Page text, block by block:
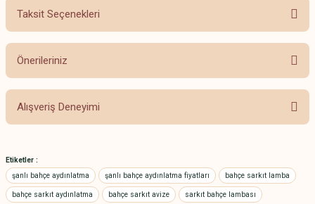
Ürün hakkında henüz soru sorulmamış.
Taksit Seçenekleri
Önerileriniz
Bu ürünün fiyat bilgisi, resim, ürün açıklamalarında ve diğer konularda
yetersiz gördüğünüz noktaları öneri formunu kullanarak tarafımıza
iletebilirsiniz.
Ürün resmi kalitesiz, bozuk veya görüntülenemiyor.
Ürün açıklamasında eksik bilgiler bulunuyor.
Alışveriş Deneyimi
A... A... | 27/12/2024
Etiketler :
şanlı bahçe aydınlatma
şanlı bahçe aydınlatma fiyatları bahçe sarkıt lamba
bahçe sarkıt aydınlatma bahçe sarkıt avize sarkıt bahçe lambası